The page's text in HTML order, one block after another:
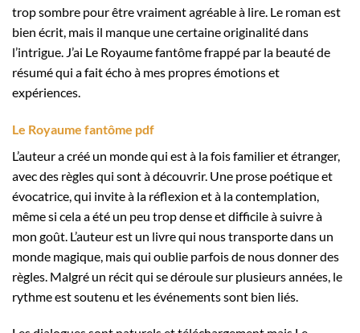
trop sombre pour être vraiment agréable à lire. Le roman est
bien écrit, mais il manque une certaine originalité dans
l’intrigue. J’ai Le Royaume fantôme frappé par la beauté de
résumé qui a fait écho à mes propres émotions et
expériences.
Le Royaume fantôme pdf
L’auteur a créé un monde qui est à la fois familier et étranger,
avec des règles qui sont à découvrir. Une prose poétique et
évocatrice, qui invite à la réflexion et à la contemplation,
même si cela a été un peu trop dense et difficile à suivre à
mon goût. L’auteur est un livre qui nous transporte dans un
monde magique, mais qui oublie parfois de nous donner des
règles. Malgré un récit qui se déroule sur plusieurs années, le
rythme est soutenu et les événements sont bien liés.